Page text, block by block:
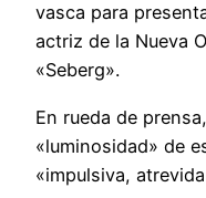
vasca para
actriz de la Nueva
«Seberg».
En rueda de
«luminosidad» de
«impulsiva,